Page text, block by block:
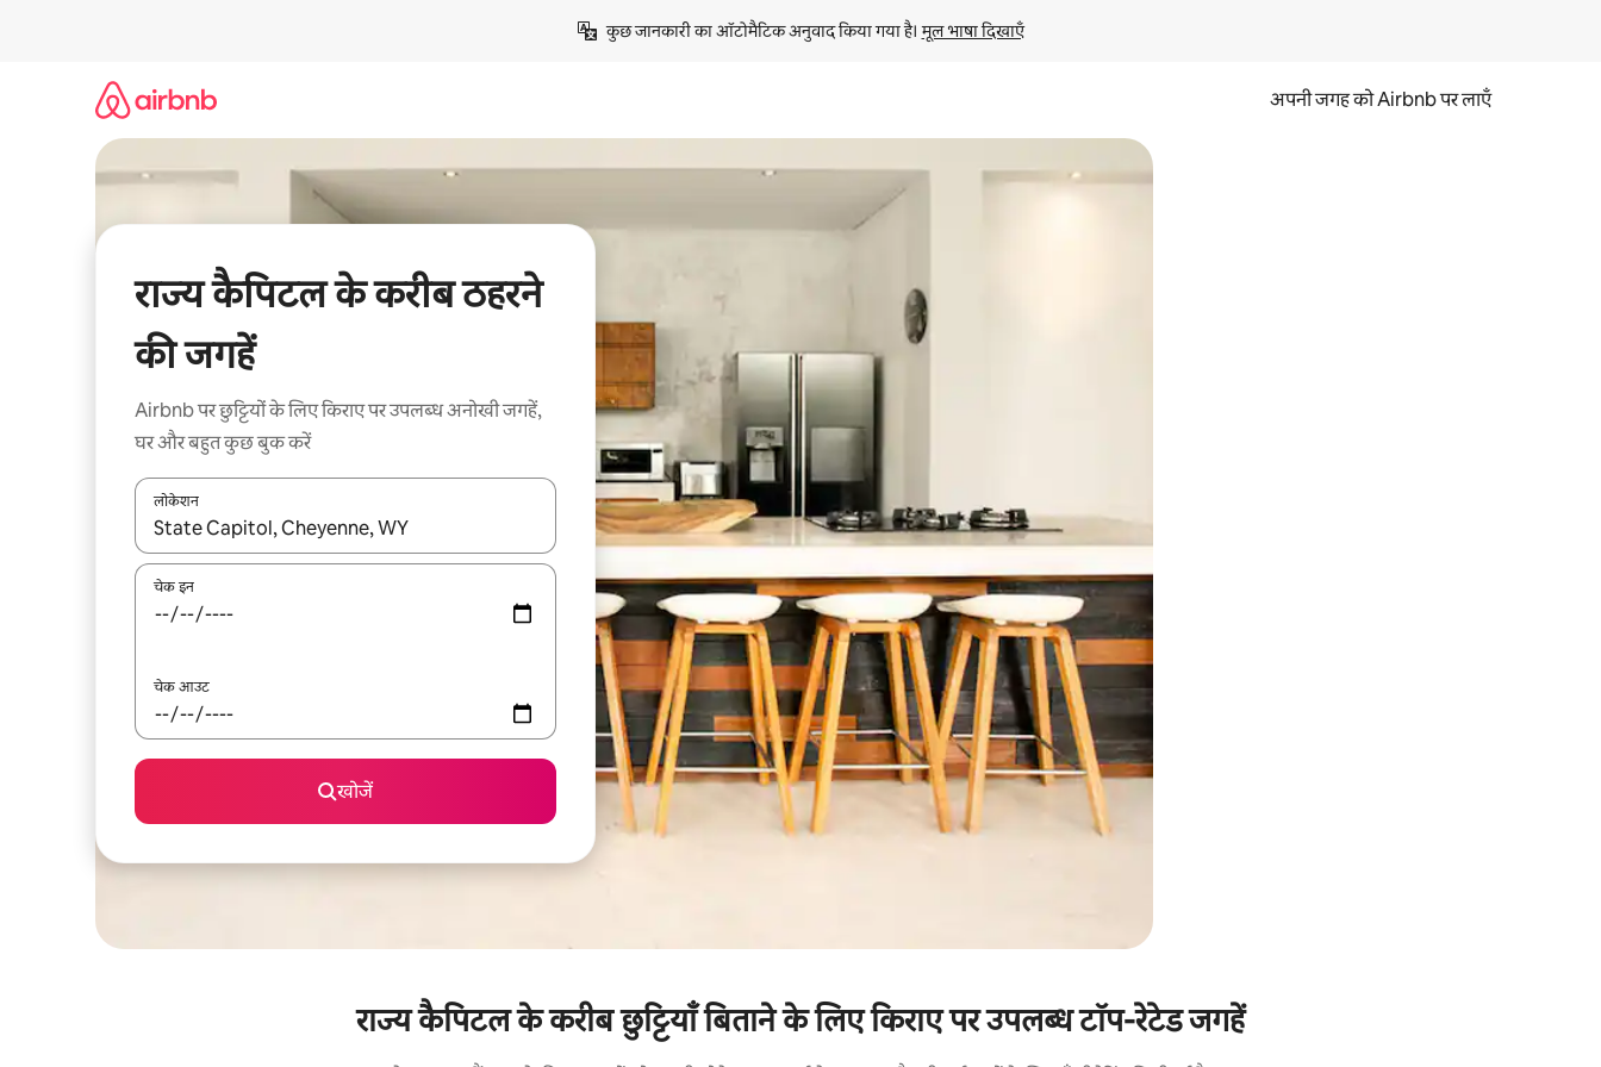
कुछ जानकारी का ऑटोमैटिक अनुवाद किया गया है। मूल भाषा दिखाएँ
अपनी जगह को Airbnb पर लाएँ
राज्य कैपिटल के करीब ठहरने
की जगहें
Airbnb पर छुट्टियों के लिए किराए पर उपलब्ध अनोखी जगहें,
घर और बहुत कुछ बुक करें
लोकेशन
नतीजों के उपलब्ध होने पर, अप और डाउन 'ऐरो की' का इस्तेमाल करके नेविगेट करें या टच या फिर स्वाइप जेस्चर का इस्तेमाल करके एक्सप्लोर करें।
चेक इन
चेक आउट
खोजें
राज्य कैपिटल के करीब छुट्टियाँ बिताने के लिए किराए पर उपलब्ध टॉप-रेटेड जगहें